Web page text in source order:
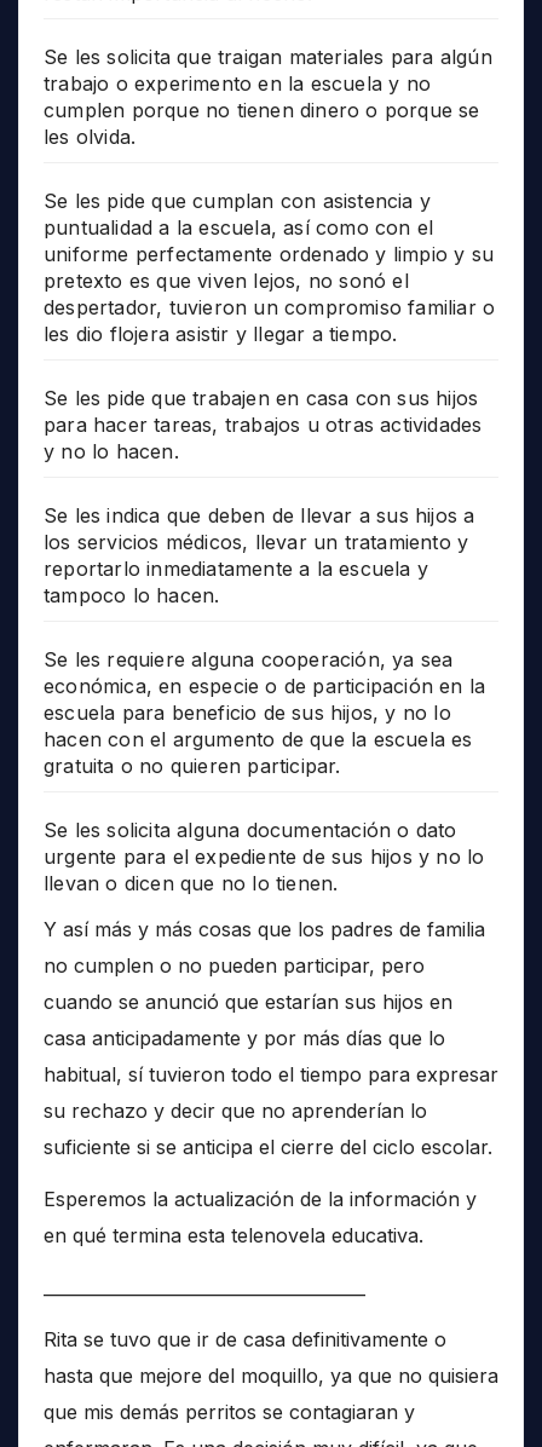
Se les solicita que traigan materiales para algún
trabajo o experimento en la escuela y no
cumplen porque no tienen dinero o porque se
les olvida.
Se les pide que cumplan con asistencia y
puntualidad a la escuela, así como con el
uniforme perfectamente ordenado y limpio y su
pretexto es que viven lejos, no sonó el
despertador, tuvieron un compromiso familiar o
les dio flojera asistir y llegar a tiempo.
Se les pide que trabajen en casa con sus hijos
para hacer tareas, trabajos u otras actividades
y no lo hacen.
Se les indica que deben de llevar a sus hijos a
los servicios médicos, llevar un tratamiento y
reportarlo inmediatamente a la escuela y
tampoco lo hacen.
Se les requiere alguna cooperación, ya sea
económica, en especie o de participación en la
escuela para beneficio de sus hijos, y no lo
hacen con el argumento de que la escuela es
gratuita o no quieren participar.
Se les solicita alguna documentación o dato
urgente para el expediente de sus hijos y no lo
llevan o dicen que no lo tienen.
Y así más y más cosas que los padres de familia
no cumplen o no pueden participar, pero
cuando se anunció que estarían sus hijos en
casa anticipadamente y por más días que lo
habitual, sí tuvieron todo el tiempo para expresar
su rechazo y decir que no aprenderían lo
suficiente si se anticipa el cierre del ciclo escolar.
Esperemos la actualización de la información y
en qué termina esta telenovela educativa.
Rita se tuvo que ir de casa definitivamente o
hasta que mejore del moquillo, ya que no quisiera
que mis demás perritos se contagiaran y